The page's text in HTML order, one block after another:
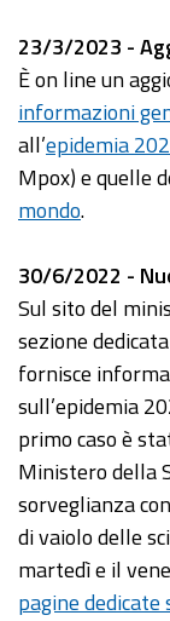
23/3/2023 -
È on line un
informazioni
all’epidemia
Mpox) e quelle
mondo.
30/6/2022 -
Sul sito del
sezione
fornisce
sull’epidemia
primo caso è
Ministero della
sorveglianza
di vaiolo delle
martedì e il
pagine